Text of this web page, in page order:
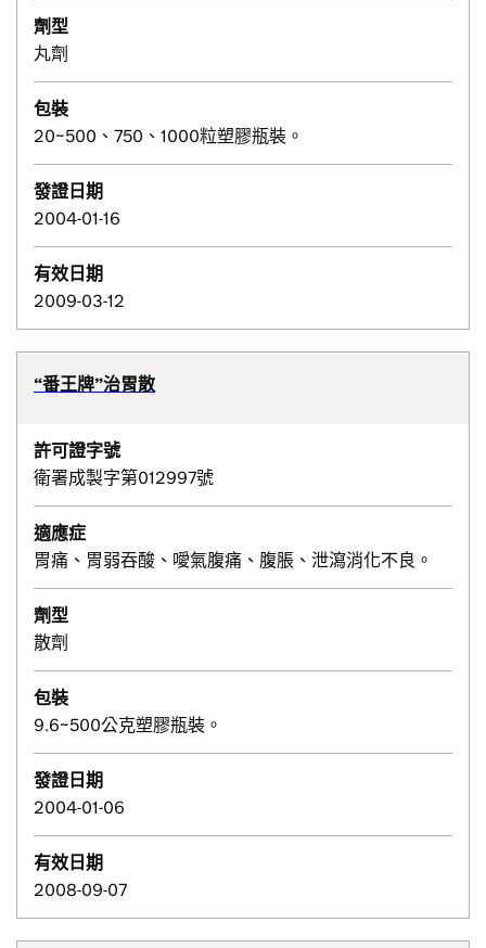
劑型
丸劑
包裝
20~500、750、1000粒塑膠瓶裝。
發證日期
2004-01-16
有效日期
2009-03-12
“番王牌”治胃散
許可證字號
衛署成製字第012997號
適應症
胃痛、胃弱吞酸、噯氣腹痛、腹脹、泄瀉消化不良。
劑型
散劑
包裝
9.6~500公克塑膠瓶裝。
發證日期
2004-01-06
有效日期
2008-09-07